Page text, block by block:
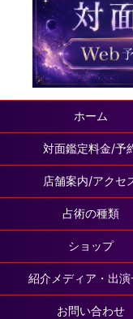
ホーム
対面鑑定料金/予
店舗案内/アクセ
占術の種類
ショップ
紹介メディア・出演
お問い合わせ